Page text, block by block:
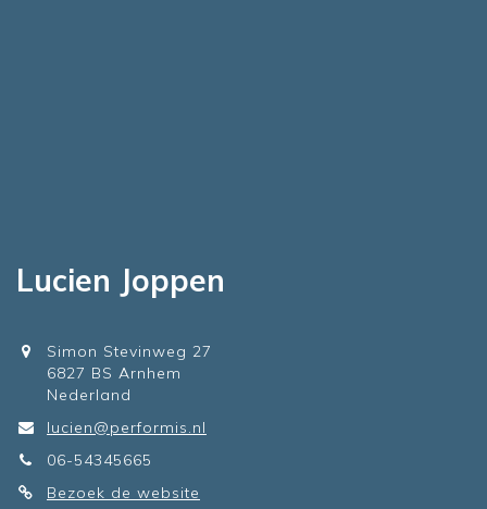
Lucien Joppen
Simon Stevinweg 27
6827 BS Arnhem
Nederland
lucien@performis.nl
06-54345665
Bezoek de website